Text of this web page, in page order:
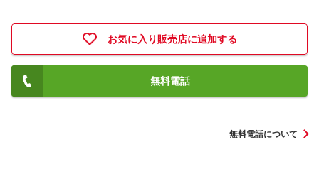
お気に入り販売店に追加する
無料電話
無料電話について